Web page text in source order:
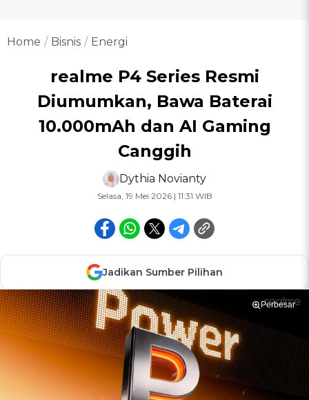
Home Bisnis Energi
realme P4 Series Resmi
Diumumkan, Bawa Baterai
10.000mAh dan AI Gaming
Canggih
Dythia Novianty
Selasa, 19 Mei 2026 | 11:31 WIB
Jadikan Sumber Pilihan
Perbesar